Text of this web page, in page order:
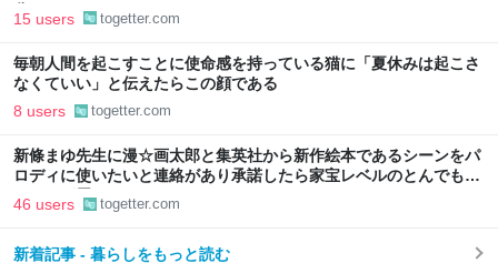
分？
15 users togetter.com
毎朝人間を起こすことに使命感を持っている猫に「夏休みは起こさ
なくていい」と伝えたらこの顔である
8 users togetter.com
新條まゆ先生に漫☆画太郎と集英社から新作絵本であるシーンをパ
ロディに使いたいと連絡があり承諾したら家宝レベルのとんでもな
いものが届いた
46 users togetter.com
新着記事 - 暮らしをもっと読む